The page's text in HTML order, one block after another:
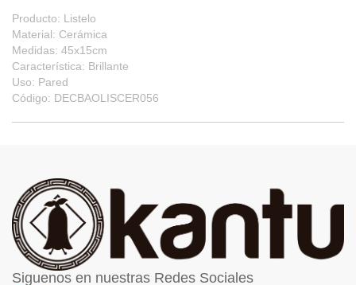
Producto: Listelo
Material: Cerámica
Medidas: 45x15cm
Característica: Brillante
Uso: Pared
Código: DECBAOLISCER056
Siguenos en nuestras Redes Sociales